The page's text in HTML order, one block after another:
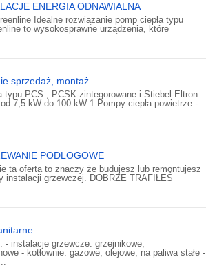
ENERGIA ODNAWIALNA
Idealne rozwiązanie pomp ciepła typu
to wysokosprawne urządzenia, które
sprzedaż, montaż
typu PCS , PCSK-zintegorowane i Stiebel-Eltron
7,5 kW do 100 kW 1.Pompy ciepła powietrze -
PODLOGOWE
ta oferta to znaczy że budujesz lub remontujesz
instalacji grzewczej. DOBRZE TRAFIŁEŚ
- instalacje grzewcze: grzejnikowe,
- kotłownie: gazowe, olejowe, na paliwa stałe -